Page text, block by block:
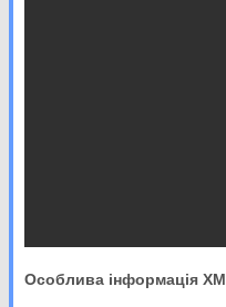
Особлива інформація